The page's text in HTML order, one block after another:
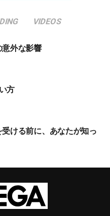
VIDEOS
意外な影響
方
ける前に、あなたが知っ